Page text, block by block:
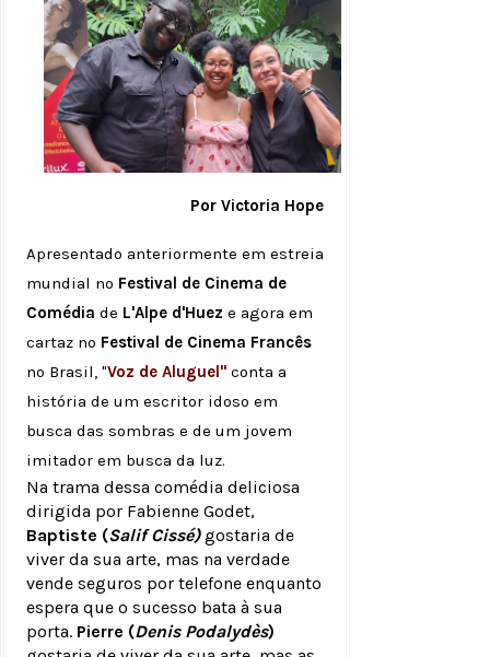
Por Victoria Hope
Apresentado anteriormente em estreia
mundial no Festival de Cinema de
Comédia de L'Alpe d'Huez e agora em
cartaz no Festival de Cinema Francês
no Brasil, "Voz de Aluguel" conta a
história de um escritor idoso em
busca das sombras e de um jovem
imitador em busca da luz.
Na trama dessa comédia deliciosa
dirigida por Fabienne Godet,
Baptiste (Salif Cissé)gostaria de
viver da sua arte, mas na verdade
vende seguros por telefone enquanto
espera que o sucesso bata à sua
porta. Pierre (Denis Podalydès)